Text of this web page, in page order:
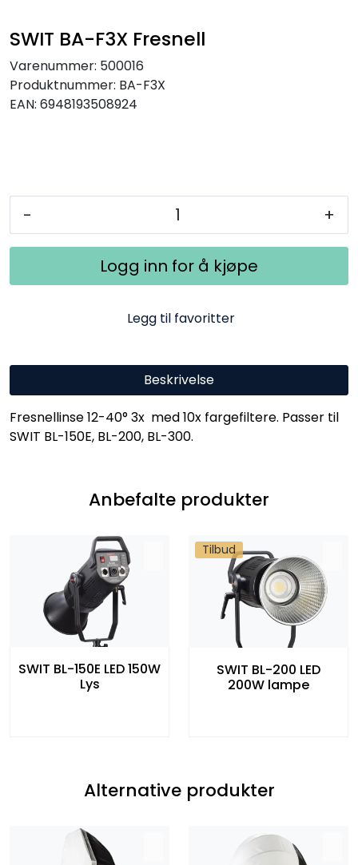
SWIT BA-F3X Fresnell
Varenummer: 500016
Produktnummer: BA-F3X
EAN: 6948193508924
- +
Logg inn for å kjøpe
Legg til favoritter
Beskrivelse
Fresnellinse 12-40° 3x med 10x fargefiltere. Passer til
SWIT BL-150E, BL-200, BL-300.
Anbefalte produkter
SWIT BL-150E LED 150W
Lys
Tilbud
SWIT BL-200 LED
200W lampe
Alternative produkter